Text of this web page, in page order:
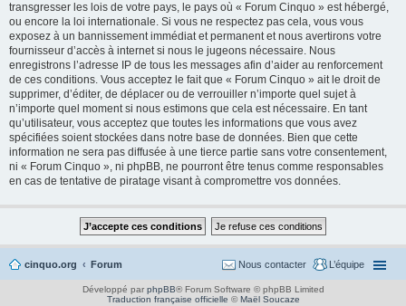
transgresser les lois de votre pays, le pays où « Forum Cinquo » est hébergé,
ou encore la loi internationale. Si vous ne respectez pas cela, vous vous
exposez à un bannissement immédiat et permanent et nous avertirons votre
fournisseur d’accès à internet si nous le jugeons nécessaire. Nous
enregistrons l’adresse IP de tous les messages afin d’aider au renforcement
de ces conditions. Vous acceptez le fait que « Forum Cinquo » ait le droit de
supprimer, d’éditer, de déplacer ou de verrouiller n’importe quel sujet à
n’importe quel moment si nous estimons que cela est nécessaire. En tant
qu’utilisateur, vous acceptez que toutes les informations que vous avez
spécifiées soient stockées dans notre base de données. Bien que cette
information ne sera pas diffusée à une tierce partie sans votre consentement,
ni « Forum Cinquo », ni phpBB, ne pourront être tenus comme responsables
en cas de tentative de piratage visant à compromettre vos données.
cinquo.org Forum L’équipe
Nous contacter
Développé par phpBB® Forum Software © phpBB Limited
Traduction française officielle ©Maël Soucaze